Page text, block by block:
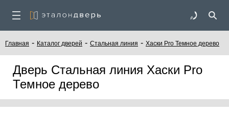
Главная - Каталог дверей - Стальная линия - Хаски Pro Темное дерево
Дверь Стальная линия Хаски Pro
Темное дерево